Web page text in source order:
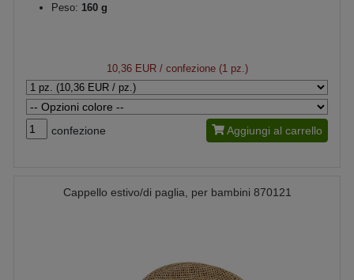
Peso: 160 g
10,36 EUR/ confezione (1 pz.)
confezione Aggiungi al carrello
Cappello estivo/di paglia, per bambini 870121